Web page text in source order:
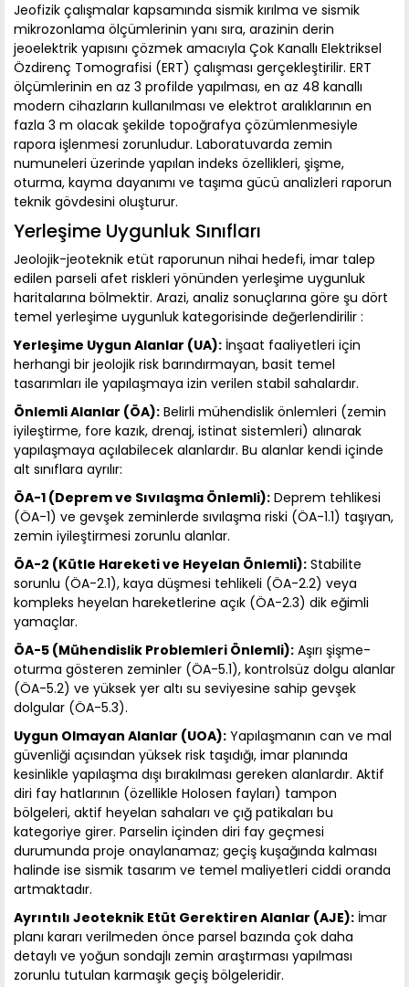
Jeofizik çalışmalar kapsamında sismik kırılma ve sismik
mikrozonlama ölçümlerinin yanı sıra, arazinin derin
jeoelektrik yapısını çözmek amacıyla Çok Kanallı Elektriksel
Özdirenç Tomografisi (ERT) çalışması gerçekleştirilir. ERT
ölçümlerinin en az 3 profilde yapılması, en az 48 kanallı
modern cihazların kullanılması ve elektrot aralıklarının en
fazla 3 m olacak şekilde topoğrafya çözümlenmesiyle
rapora işlenmesi zorunludur. Laboratuvarda zemin
numuneleri üzerinde yapılan indeks özellikleri, şişme,
oturma, kayma dayanımı ve taşıma gücü analizleri raporun
teknik gövdesini oluşturur.
Yerleşime Uygunluk Sınıfları
Jeolojik-jeoteknik etüt raporunun nihai hedefi, imar talep
edilen parseli afet riskleri yönünden yerleşime uygunluk
haritalarına bölmektir. Arazi, analiz sonuçlarına göre şu dört
temel yerleşime uygunluk kategorisinde değerlendirilir :
Yerleşime Uygun Alanlar (UA): İnşaat faaliyetleri için
herhangi bir jeolojik risk barındırmayan, basit temel
tasarımları ile yapılaşmaya izin verilen stabil sahalardır.
Önlemli Alanlar (ÖA): Belirli mühendislik önlemleri (zemin
iyileştirme, fore kazık, drenaj, istinat sistemleri) alınarak
yapılaşmaya açılabilecek alanlardır. Bu alanlar kendi içinde
alt sınıflara ayrılır:
ÖA-1 (Deprem ve Sıvılaşma Önlemli): Deprem tehlikesi
(ÖA-1) ve gevşek zeminlerde sıvılaşma riski (ÖA-1.1) taşıyan,
zemin iyileştirmesi zorunlu alanlar.
ÖA-2 (Kütle Hareketi ve Heyelan Önlemli): Stabilite
sorunlu (ÖA-2.1), kaya düşmesi tehlikeli (ÖA-2.2) veya
kompleks heyelan hareketlerine açık (ÖA-2.3) dik eğimli
yamaçlar.
ÖA-5 (Mühendislik Problemleri Önlemli): Aşırı şişme-
oturma gösteren zeminler (ÖA-5.1), kontrolsüz dolgu alanlar
(ÖA-5.2) ve yüksek yer altı su seviyesine sahip gevşek
dolgular (ÖA-5.3).
Uygun Olmayan Alanlar (UOA): Yapılaşmanın can ve mal
güvenliği açısından yüksek risk taşıdığı, imar planında
kesinlikle yapılaşma dışı bırakılması gereken alanlardır. Aktif
diri fay hatlarının (özellikle Holosen fayları) tampon
bölgeleri, aktif heyelan sahaları ve çığ patikaları bu
kategoriye girer. Parselin içinden diri fay geçmesi
durumunda proje onaylanamaz; geçiş kuşağında kalması
halinde ise sismik tasarım ve temel maliyetleri ciddi oranda
artmaktadır.
Ayrıntılı Jeoteknik Etüt Gerektiren Alanlar (AJE): İmar
planı kararı verilmeden önce parsel bazında çok daha
detaylı ve yoğun sondajlı zemin araştırması yapılması
zorunlu tutulan karmaşık geçiş bölgeleridir.